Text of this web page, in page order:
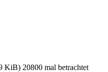
KiB) 20800 mal betrachtet